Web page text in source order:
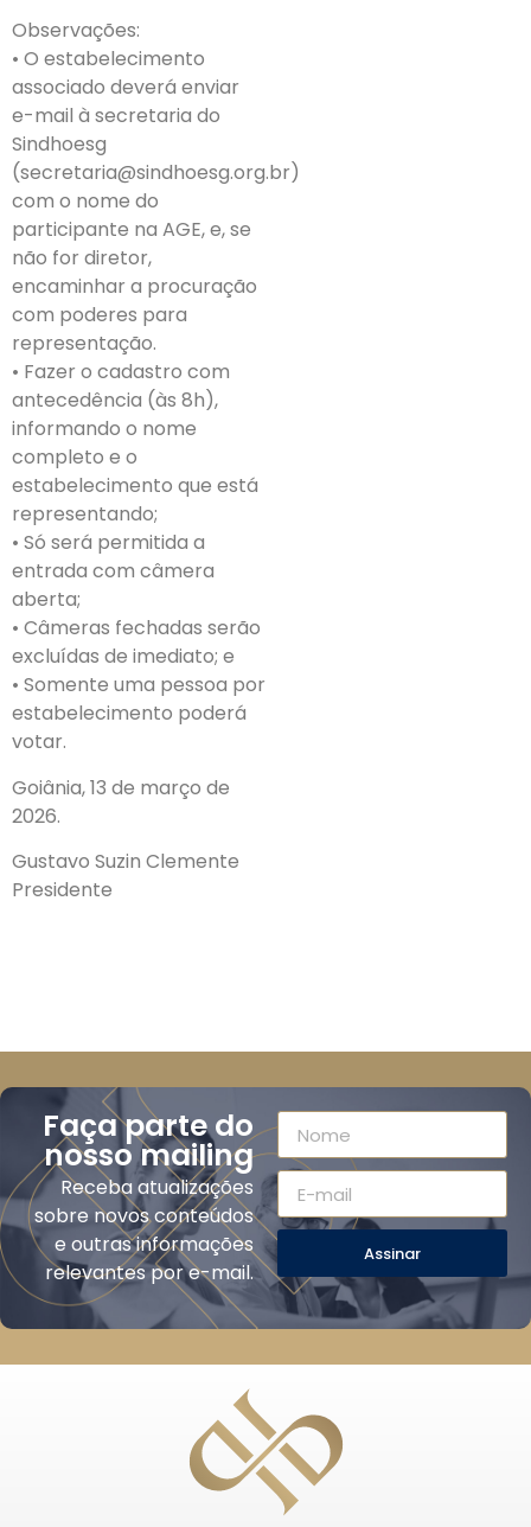
Observações:
• O estabelecimento
associado deverá enviar
e-mail à secretaria do
Sindhoesg
(secretaria@sindhoesg.org.br)
com o nome do
participante na AGE, e, se
não for diretor,
encaminhar a procuração
com poderes para
representação.
• Fazer o cadastro com
antecedência (às 8h),
informando o nome
completo e o
estabelecimento que está
representando;
• Só será permitida a
entrada com câmera
aberta;
• Câmeras fechadas serão
excluídas de imediato; e
• Somente uma pessoa por
estabelecimento poderá
votar.
Goiânia, 13 de março de
2026.
Gustavo Suzin Clemente
Presidente
Faça parte do
nosso mailing
Receba atualizações
sobre novos conteúdos
e outras informações
relevantes por e-mail.
Assinar